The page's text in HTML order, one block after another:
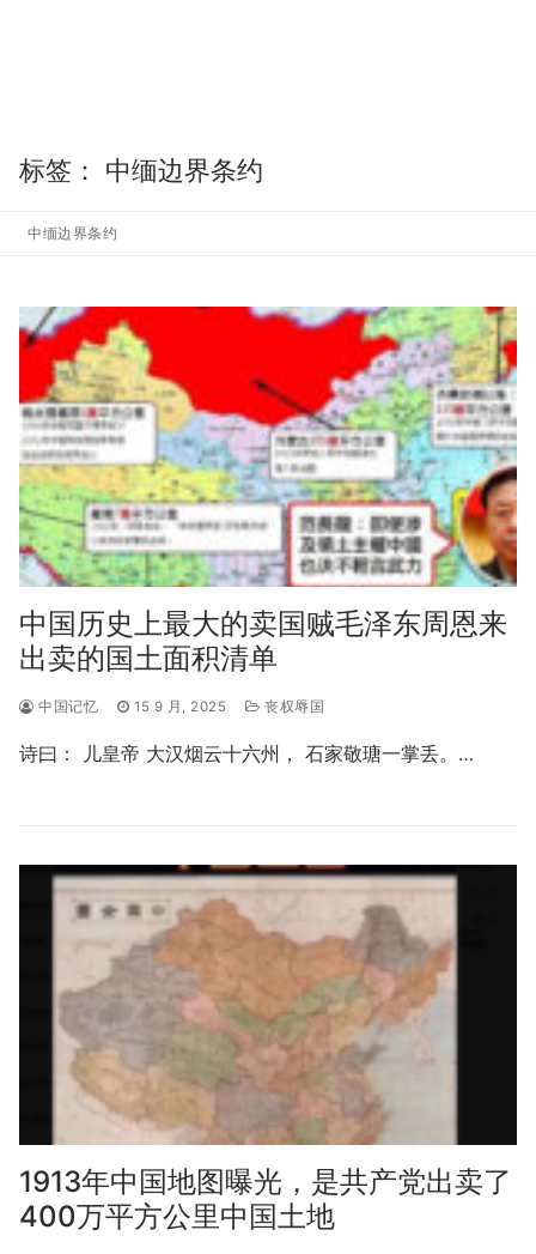
标签： 中缅边界条约
中缅边界条约
中国历史上最大的卖国贼毛泽东周恩来
出卖的国土面积清单
中国记忆 15 9 月, 2025 丧权辱国
诗曰： 儿皇帝 大汉烟云十六州， 石家敬瑭一掌丢。…
1913年中国地图曝光，是共产党出卖了
400万平方公里中国土地